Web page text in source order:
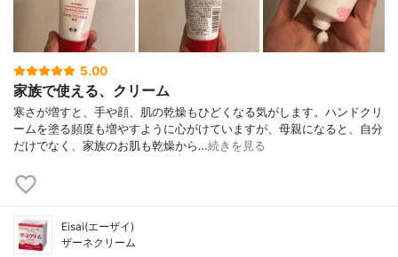
5.00
家族で使える、クリーム
寒さが増すと、手や顔、肌の乾燥もひどくなる気がします。ハンドクリ
ームを塗る頻度も増やすように心がけていますが、母親になると、自分
だけでなく、家族のお肌も乾燥から…続きを見る
Eisai(エーザイ)
ザーネクリーム